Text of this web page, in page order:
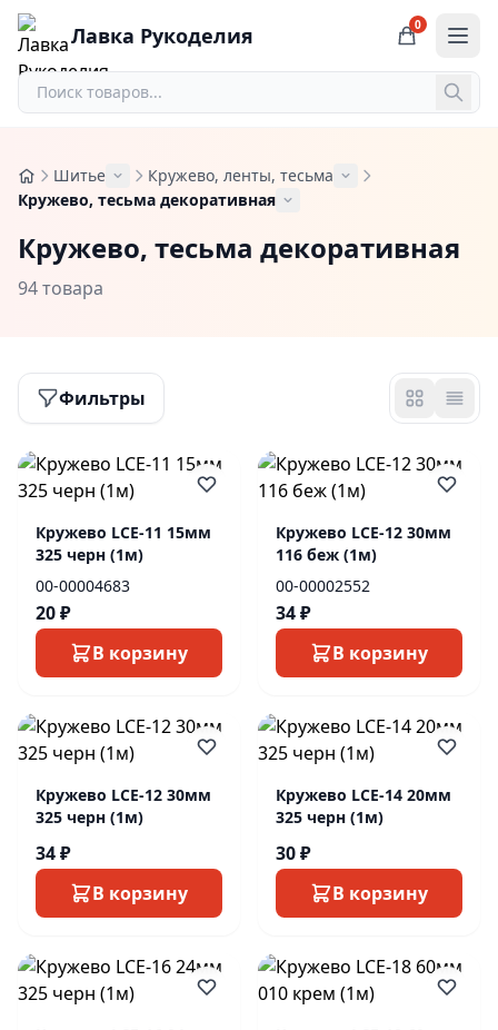
Лавка Рукоделия 0
Шитье
Кружево, ленты, тесьма
Кружево, тесьма декоративная
Кружево, тесьма декоративная
94 товара
Фильтры
Кружево LCE-11 15мм
325 черн (1м)
00-00004683
20 ₽
В корзину
Кружево LCE-12 30мм
116 беж (1м)
00-00002552
34 ₽
В корзину
Кружево LCE-12 30мм
325 черн (1м)
34 ₽
В корзину
Кружево LCE-14 20мм
325 черн (1м)
30 ₽
В корзину